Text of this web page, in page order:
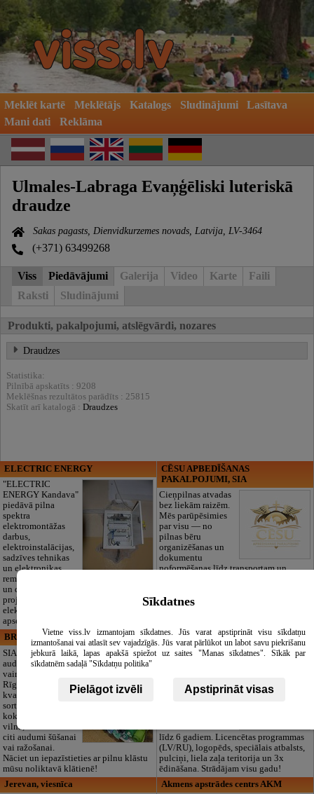
Meklēt kartē Meklētājs Katalogs Sludinājumi
Lasītava
Mani dati
Reklāma
Ulmales-Labraga Evaņģēliski luteriskā
draudze
Sakas pagasts, Dienvidkurzemes novads, Latvija, LV-3464
(+371) 63499268
Viss Piedāvājumi Galerija Video Karte
Faili
Raksti
Sludinājumi
Produkti, pakalpojumi, atslēgvārdi, nozares
Draudzes
Statistika:
Pilnībā apskatīts : 9208
Meklēšnas rezultātos parādīts : 25815
Skatīt arī katalogā : Draudzes
ELECTRIC ENERGY
"ELECTRIC
ENERGY Kandava"
piedāvā pilna
spektra
elektromontāžas
darbus,
elektroinstalācijas,
sadzīves tehnikas
un elektronikas
remontu, vājstrāvas
un drošības sistēmu izbūvi, kā arī
projektēšanu, mērījumus un
elektrosaimniecības drošības riskus
apsekošanu.
CĒSU APBEDĪŠANAS
PAKALPOJUMI, SIA
Cieņpilnas atvadas
bez liekām raizēm.
Mēs parūpēsimies
par visu — no
pilnas bēru
organizēšanas un
dokumentu
noformēšanas līdz transportam un
tautiskās segas aizgājēja piemiņas
BRISTOLS ES, SIA
SIA "Bristols ES"
audumu outlet un
vairumtirdzniecība
Rīgā. Plašs un
kvalitatīvs tekstila
sortiments:
kokvilna, lins, zīds,
vilna, trikotāža un
citi audumi šūšanai
vai ražošanai.
Nāciet un iepazīstieties ar pilnu klāstu
mūsu noliktavā klātienē!
Maza Rasiņa, privātā pirmsskolas
izglītības iestāde
“Maza Rasiņa” –
privātais bērnudārzs
līdz 6 gadiem. Licencētas programmas
(LV/RU), logopēds, speciālais atbalsts,
pulciņi, liela zaļa teritorija un 3x
ēdināšana. Strādājam visu gadu!
Jerevan, viesnīca
Akmens apstrādes centrs AKM
Sīkdatnes
Vietne viss.lv izmantojam sīkdatnes. Jūs varat apstiprināt visu sīkdatņu
izmantošanai vai atlasīt sev vajadzīgās. Jūs varat pārlūkot un labot savu piekrišanu
jebkurā laikā, lapas apakšā spiežot uz saites "Manas sīkdatnes". Sīkāk par
sīkdatnēm sadaļā "Sīkdatņu politika"
Pielāgot izvēli Apstiprināt visas